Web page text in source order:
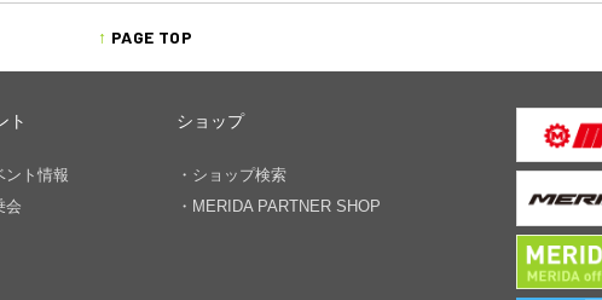
PAGE TOP
ト
ント情報
会
ショップ
・ショップ検索
・MERIDA PARTNER SHOP